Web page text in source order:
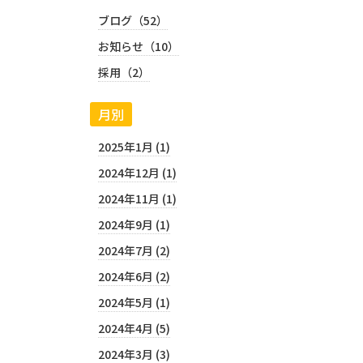
ブログ（52）
お知らせ（10）
採用（2）
月別
2025年1月 (1)
2024年12月 (1)
2024年11月 (1)
2024年9月 (1)
2024年7月 (2)
2024年6月 (2)
2024年5月 (1)
2024年4月 (5)
2024年3月 (3)